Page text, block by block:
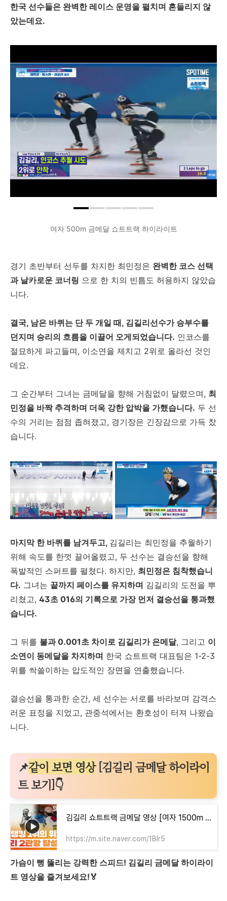
한국 선수들은 완벽한 레이스 운영을 펼치며 흔들리지 않
았는데요.
여자 500m 금메달 쇼트트랙 하이라이트
경기 초반부터 선두를 차지한 최민정은 완벽한 코스 선택
과 날카로운 코너링 으로 한 치의 빈틈도 허용하지 않았습
니다.
결국, 남은 바퀴는 단 두 개일 때, 김길리선수가 승부수를
던지며 승리의 흐름을 이끌어 오게되었습니다. 인코스를
절묘하게 파고들며, 이소연을 제치고 2위로 올라선 것인
데요.
그 순간부터 그녀는 금메달을 향해 거침없이 달렸으며, 최
민정을 바짝 추격하며 더욱 강한 압박을 가했습니다. 두 선
수의 거리는 점점 좁혀졌고, 경기장은 긴장감으로 가득 찼
습니다.
마지막 한 바퀴를 남겨두고, 김길리는 최민정을 추월하기
위해 속도를 한껏 끌어올렸고, 두 선수는 결승선을 향해
폭발적인 스퍼트를 펼쳤다. 하지만, 최민정은 침착했습니
다. 그녀는 끝까지 페이스를 유지하며 김길리의 도전을 뿌
리쳤고, 43초 016의 기록으로 가장 먼저 결승선을 통과했
습니다.
그 뒤를 불과 0.001초 차이로 김길리가 은메달, 그리고 이
소연이 동메달을 차지하며 한국 쇼트트랙 대표팀은 1-2-3
위를 싹쓸이하는 압도적인 장면을 연출했습니다.
결승선을 통과한 순간, 세 선수는 서로를 바라보며 감격스
러운 표정을 지었고, 관중석에서는 환호성이 터져 나왔습
니다.
📌같이 보면 영상[김길리 금메달 하이라이
트 보기]👇
김길리 쇼트트랙 금메달 영상 [여자 1500m 하이라이트]
https://m.site.naver.com/1BIr5
가슴이 뻥 뚫리는 강력한 스피드! 김길리 금메달 하이라이
트 영상을 즐겨보세요!🏅